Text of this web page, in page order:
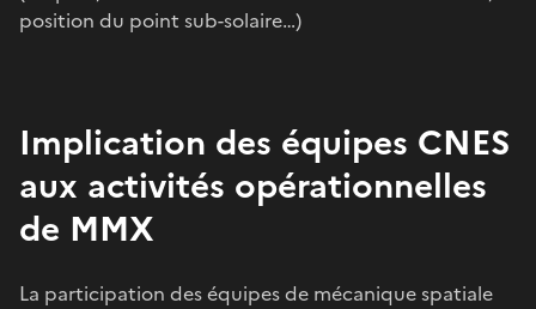
position du point sub-solaire…)
Implication des équipes CNES
aux activités opérationnelles
de MMX
La participation des équipes de mécanique spatiale